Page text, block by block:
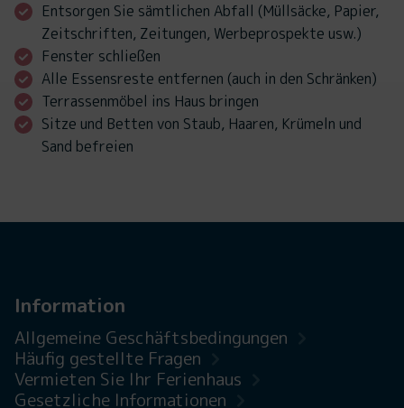
Entsorgen Sie sämtlichen Abfall (Müllsäcke, Papier,
Zeitschriften, Zeitungen, Werbeprospekte usw.)
Fenster schließen
Alle Essensreste entfernen (auch in den Schränken)
Terrassenmöbel ins Haus bringen
Sitze und Betten von Staub, Haaren, Krümeln und
Sand befreien
Information
Allgemeine Geschäftsbedingungen
Häufig gestellte Fragen
Vermieten Sie Ihr Ferienhaus
Gesetzliche Informationen